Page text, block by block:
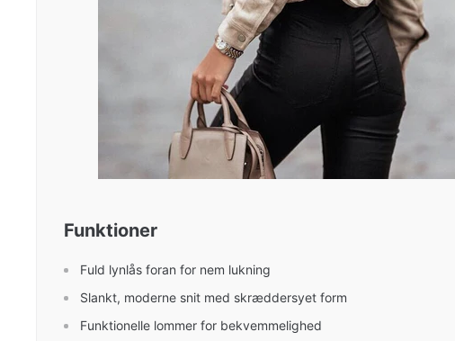
Funktioner
Fuld lynlås foran for nem lukning
Slankt, moderne snit med skræddersyet form
Funktionelle lommer for bekvemmelighed